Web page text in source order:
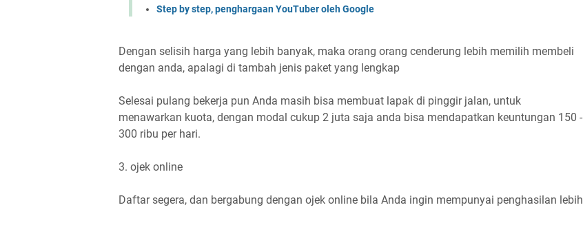
Step by step, penghargaan YouTuber oleh Google
Dengan selisih harga yang lebih banyak, maka orang orang cenderung lebih memilih membeli
dengan anda, apalagi di tambah jenis paket yang lengkap
Selesai pulang bekerja pun Anda masih bisa membuat lapak di pinggir jalan, untuk
menawarkan kuota, dengan modal cukup 2 juta saja anda bisa mendapatkan keuntungan 150 -
300 ribu per hari.
3. ojek online
Daftar segera, dan bergabung dengan ojek online bila Anda ingin mempunyai penghasilan lebih